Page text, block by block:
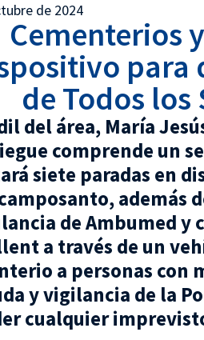
de 2024
Cementerios
para
de Todos
del área, María
comprende un
siete paradas en
además
de Ambumed y
a través de un
a personas con
y vigilancia de la
cualquier